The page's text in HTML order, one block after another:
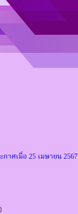
กาศเมื่อ 25 เมษายน 2567